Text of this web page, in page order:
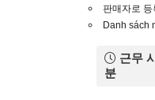
판매자로 등
Danh sách
근무
분